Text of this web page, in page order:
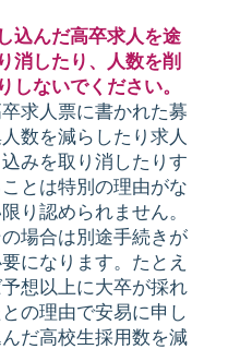
んだ高卒求人を途
消したり、人数を削
しないでください。
求人票に書かれた募
数を減らしたり求人
みを取り消したりす
ことは特別の理由がな
り認められません。
場合は別途手続きが
になります。たとえ
想以上に大卒が採れ
の理由で安易に申し
だ高校生採用数を減